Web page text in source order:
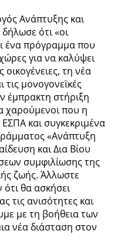
Ανάπτυξης και
ότι «οι
ένα πρόγραμμα που
για να καλύψει
τη νέα
μονογονεϊκές
έμπρακτη στήριξη
χαρούμενοι που η
και συγκεκριμένα
«Ανάπτυξη
και Δια Βίου
συμφιλίωσης της
ζωής. Άλλωστε
θα ασκήσει
τις ανισότητες και
με τη βοήθεια των
νέα διάσταση στον